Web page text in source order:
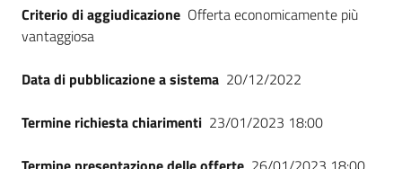
Criterio di aggiudicazione Offerta economicamente più
vantaggiosa
Data di pubblicazione a sistema 20/12/2022
Termine richiesta chiarimenti 23/01/2023 18:00